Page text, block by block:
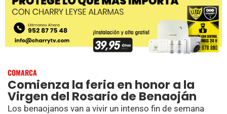
COMARCA
Comienza la feria en honor a la
Virgen del Rosario de Benaoján
Los benaojanos van a vivir un intenso fin de semana